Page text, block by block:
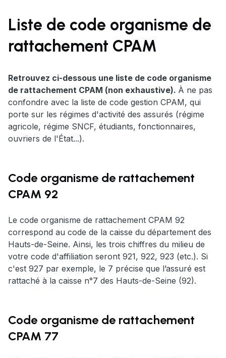
Liste de code organisme de
rattachement CPAM
Retrouvez ci-dessous une liste de code organisme
de rattachement CPAM (non exhaustive). À ne pas
confondre avec la liste de code gestion CPAM, qui
porte sur les régimes d'activité des assurés (régime
agricole, régime SNCF, étudiants, fonctionnaires,
ouvriers de l'État...).
Code organisme de rattachement
CPAM 92
Le code organisme de rattachement CPAM 92
correspond au code de la caisse du département des
Hauts-de-Seine. Ainsi, les trois chiffres du milieu de
votre code d'affiliation seront 921, 922, 923 (etc.). Si
c'est 927 par exemple, le 7 précise que l’assuré est
rattaché à la caisse n°7 des Hauts-de-Seine (92).
Code organisme de rattachement
CPAM 77